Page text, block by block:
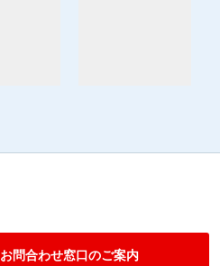
お問合わせ窓口のご案内